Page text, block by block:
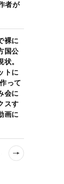
者が
裸に
国公
。
トに
って
会に
スす
画に